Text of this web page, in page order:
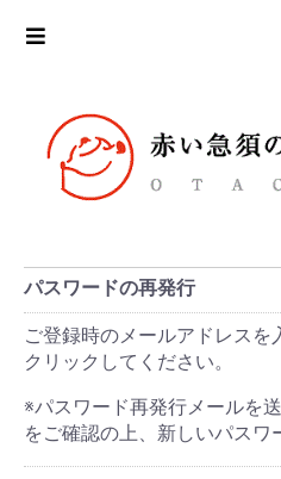
パスワードの再発行
ご登録時のメールアドレスを
クリックしてください。
※パスワード再発行メールを
をご確認の上、新しいパスワ